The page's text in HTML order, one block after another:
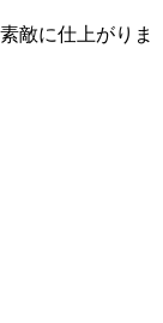
敵に仕上がりま